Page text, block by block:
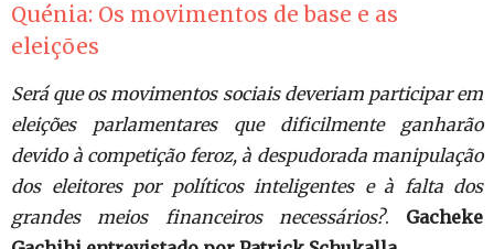
Quénia: Os movimentos de base e as
eleições
Será que os movimentos sociais deveriam participar em
eleições parlamentares que dificilmente ganharão
devido à competição feroz, à despudorada manipulação
dos eleitores por políticos inteligentes e à falta dos
grandes meios financeiros necessários?. Gacheke